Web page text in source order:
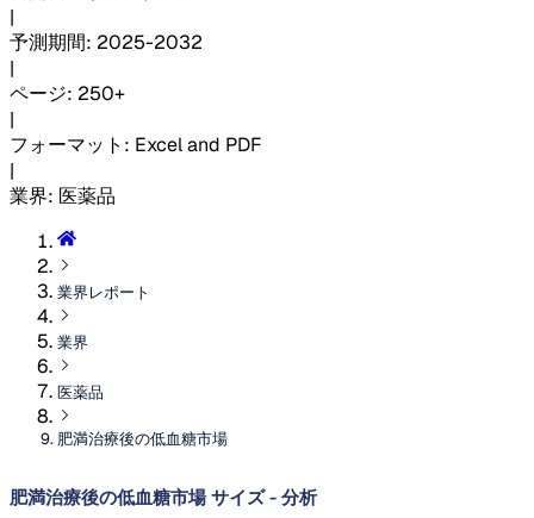
|
予測期間: 2025-2032
|
ページ: 250+
|
フォーマット : Excel and PDF
|
業界: 医薬品
業界レポート
業界
医薬品
肥満治療後の低血糖市場
肥満治療後の低血糖市場 サイズ - 分析